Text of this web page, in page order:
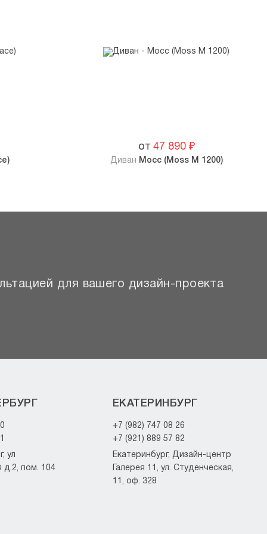
от 47 890₽
Диван Мосс (Moss M 1200)
для вашего дизайн-проекта
ул
д.2, пом. 104
ЕКАТЕРИНБУРГ
+7 (982) 747 08 26
+7 (921) 889 57 82
Екатеринбург, Дизайн-центр
Галерея 11, ул. Студенческая,
11, оф. 328